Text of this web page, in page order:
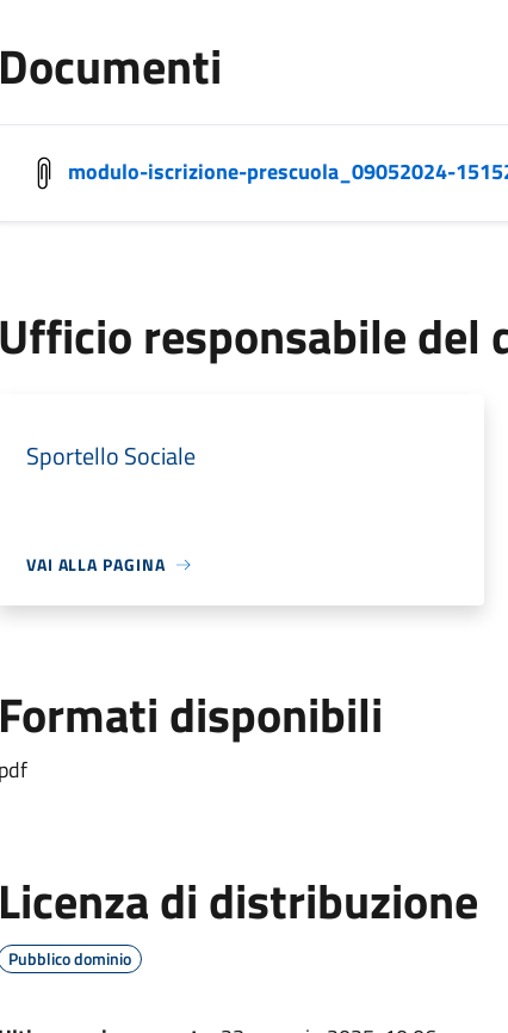
Documenti
modulo-iscrizione-prescuola_09052024-
Ufficio responsabile del
Sportello Sociale
VAI ALLA PAGINA
Formati disponibili
pdf
Licenza di distribuzione
Pubblico dominio